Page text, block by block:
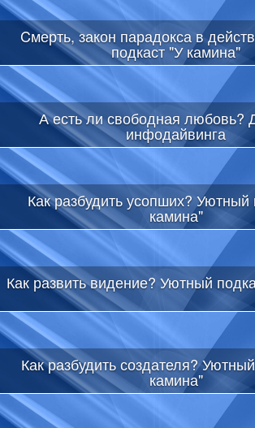
Cмерть, закон парадокса в
подкаст "У камина"
А есть ли свободная любовь?
инфодайвинга
Как разбудить усопших? Уютный
камина"
Как развить видение? Уютный
Как разбудить создателя?
камина"